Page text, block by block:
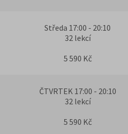
Středa 17:00 - 20:10
32 lekcí
5 590 Kč
ČTVRTEK 17:00 - 20:10
32 lekcí
5 590 Kč